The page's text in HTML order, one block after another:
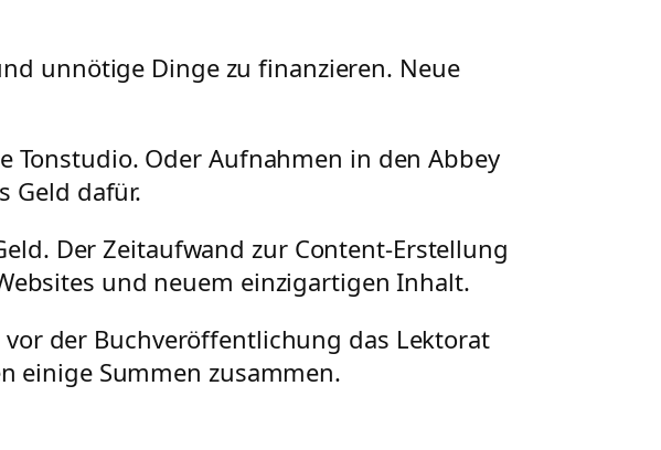
unnötige Dinge zu finanzieren. Neue
Tonstudio. Oder Aufnahmen in den Abbey
Geld dafür.
Der Zeitaufwand zur Content-Erstellung
und neuem einzigartigen Inhalt.
der Buchveröffentlichung das Lektorat
einige Summen zusammen.